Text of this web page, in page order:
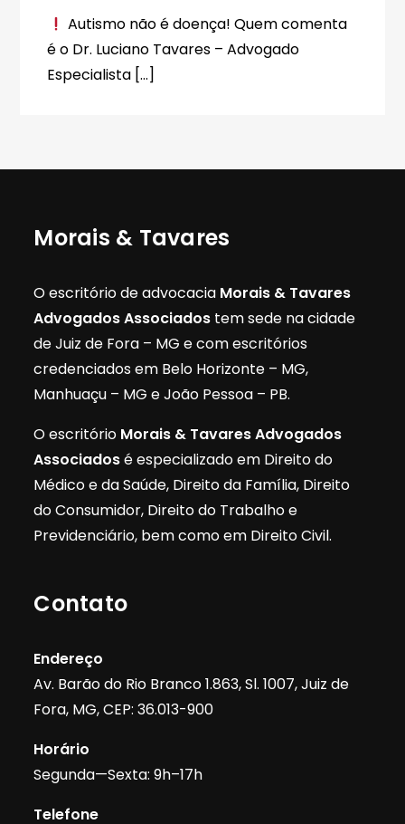
Autismo não é doença! Quem comenta
é o Dr. Luciano Tavares – Advogado
Especialista […]
Morais & Tavares
O escritório de advocacia Morais & Tavares
Advogados Associados tem sede na cidade
de Juiz de Fora – MG e com escritórios
credenciados em Belo Horizonte – MG,
Manhuaçu – MG e João Pessoa – PB.
O escritório Morais & Tavares Advogados
Associadosé especializado em Direito do
Médico e da Saúde, Direito da Família, Direito
do Consumidor, Direito do Trabalho e
Previdenciário, bem como em Direito Civil.
Contato
Endereço
Av. Barão do Rio Branco 1.863, Sl. 1007, Juiz de
Fora, MG, CEP: 36.013-900
Horário
Segunda—Sexta: 9h–17h
Telefone